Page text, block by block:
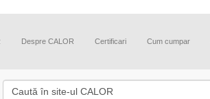
Despre CALOR Certificari Cum cumpar